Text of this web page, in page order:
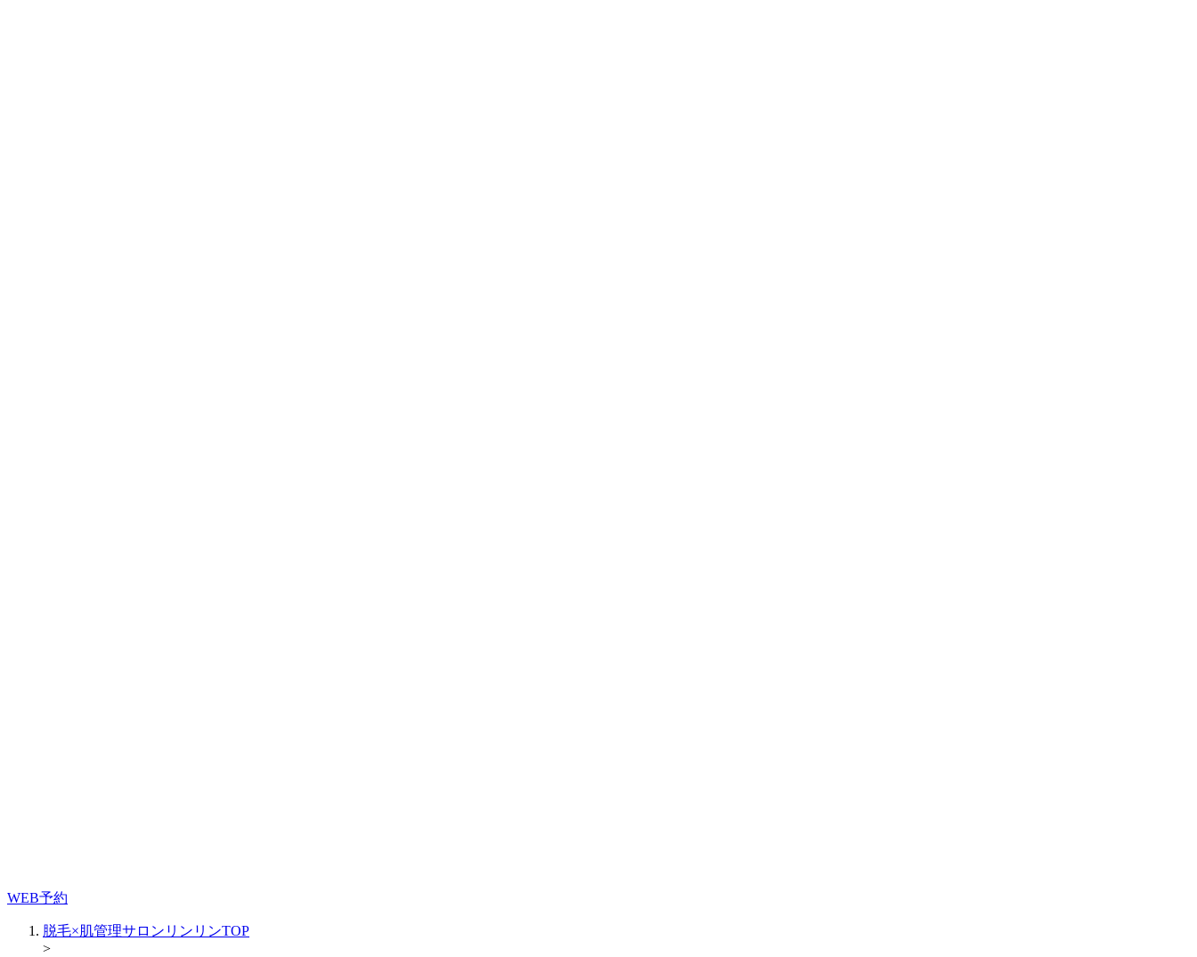
WEB予約
脱毛×肌管理サロンリンリンTOP
>